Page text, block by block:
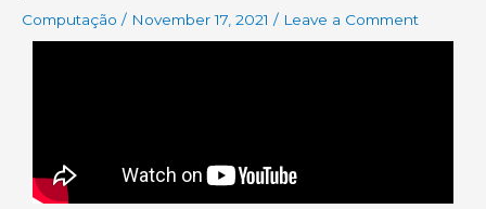
Computação / November 17, 2021 / Leave a Comment